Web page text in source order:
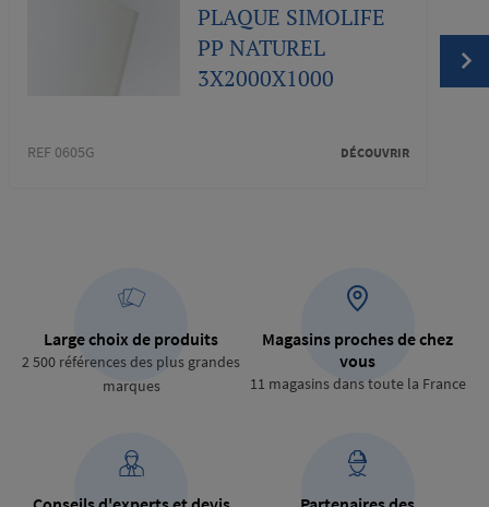
PLAQUE SIMOLIFE
PP NATUREL
3X2000X1000
REF 0605G DÉCOUVRIR
Large choix de produits
2 500 références des plus grandes
marques
Magasins proches de chez
vous
11 magasins dans toute la France